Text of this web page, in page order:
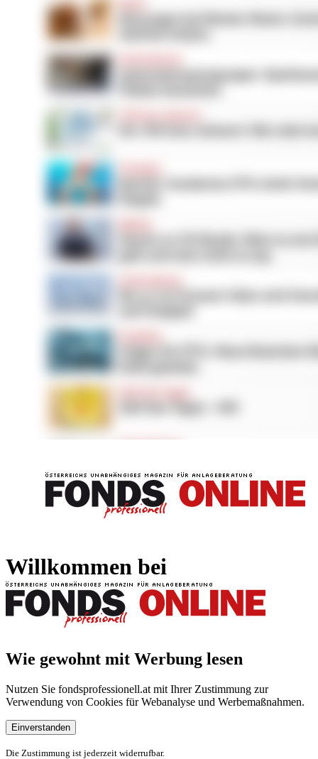
Willkommen bei
Wie gewohnt mit Werbung lesen
Nutzen Sie fondsprofessionell.at mit Ihrer Zustimmung zur
Verwendung von Cookies für Webanalyse und Werbemaßnahmen.
Einverstanden
Die Zustimmung ist jederzeit widerrufbar.